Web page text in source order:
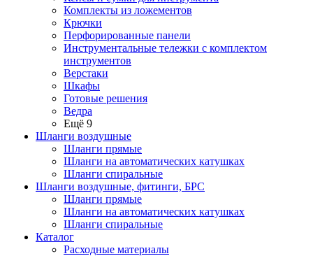
Комплекты из ложементов
Крючки
Перфорированные панели
Инструментальные тележки с комплектом
инструментов
Верстаки
Шкафы
Готовые решения
Ведра
Ещё 9
Шланги воздушные
Шланги прямые
Шланги на автоматических катушках
Шланги спиральные
Шланги воздушные, фитинги, БРС
Шланги прямые
Шланги на автоматических катушках
Шланги спиральные
Каталог
Расходные материалы